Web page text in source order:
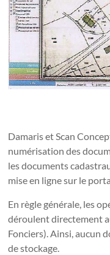
Damaris et Scan
numérisation des
les documents
mise en ligne sur le
En règle générale, les
déroulent directement
Fonciers). Ainsi, aucun
de stockage.